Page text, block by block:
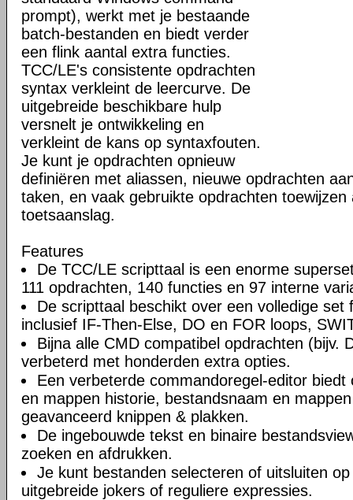
prompt), werkt met je bestaande
batch-bestanden en biedt verder
een flink aantal extra functies.
TCC/LE's consistente opdrachten
syntax verkleint de leercurve. De
uitgebreide beschikbare hulp
versnelt je ontwikkeling en
verkleint de kans op syntaxfouten.
Je kunt je opdrachten opnieuw
definiëren met aliassen, nieuwe opdrachten
taken, en vaak gebruikte opdrachten toewijzen
toetsaanslag.
Features
De TCC/LE scripttaal is een enorme
111 opdrachten, 140 functies en 97 interne
De scripttaal beschikt over een volledige set
inclusief IF-Then-Else, DO en FOR loops,
Bijna alle CMD compatibel opdrachten (bijv.
verbeterd met honderden extra opties.
Een verbeterde commandoregel-editor
en mappen historie, bestandsnaam en
geavanceerd knippen & plakken.
De ingebouwde tekst en binaire
zoeken en afdrukken.
Je kunt bestanden selecteren of uitsluiten
uitgebreide jokers of reguliere expressies.